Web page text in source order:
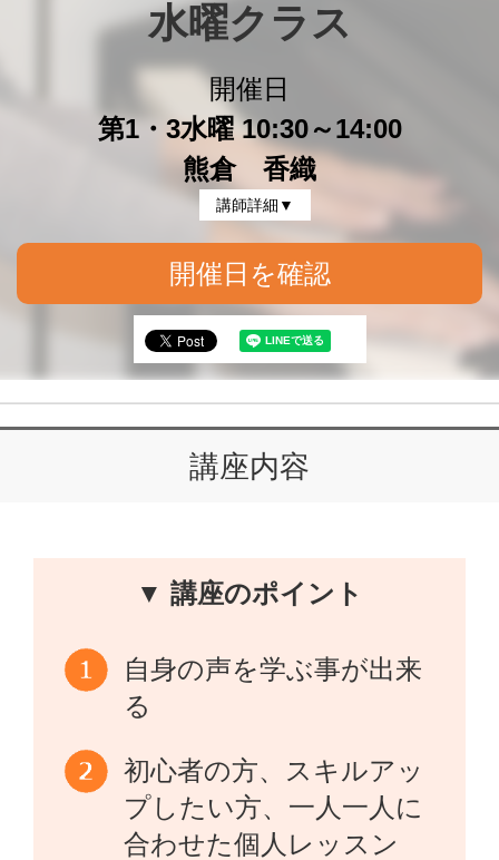
水曜クラス
開催日
第1・3水曜 10:30～14:00
熊倉 香織
講師詳細▼
開催日を確認
講座内容
▼ 講座のポイント
自身の声を学ぶ事が出来
る
初心者の方、スキルアッ
プしたい方、一人一人に
合わせた個人レッスン